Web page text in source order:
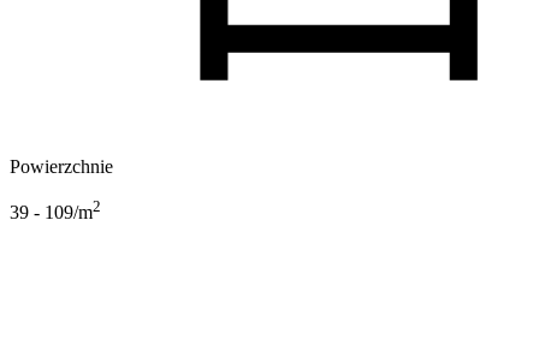
Powierzchnie
39 - 109/m2